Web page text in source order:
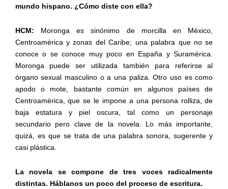
mundo hispano. ¿Cómo diste con ella?
HCM: Moronga es sinónimo de morcilla en México,
Centroamérica y zonas del Caribe; una palabra que no se
conoce o se conoce muy poco en España y Suramérica.
Moronga puede ser utilizada también para referirse al
órgano sexual masculino o a una paliza. Otro uso es como
apodo o mote, bastante común en algunos países de
Centroamérica, que se le impone a una persona rolliza, de
baja estatura y piel oscura, tal como un personaje
secundario pero clave de la novela. Lo más importante,
quizá, es que se trata de una palabra sonora, sugerente y
casi plástica.
La novela se compone de tres voces radicalmente
distintas. Háblanos un poco del proceso de escritura.